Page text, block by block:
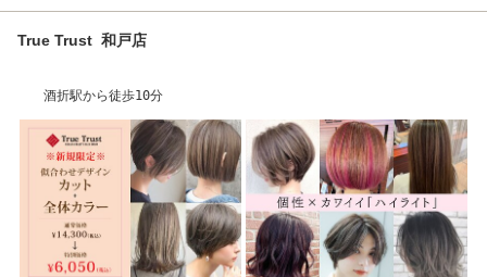
True Trust 和戸店
酒折駅から徒歩10分